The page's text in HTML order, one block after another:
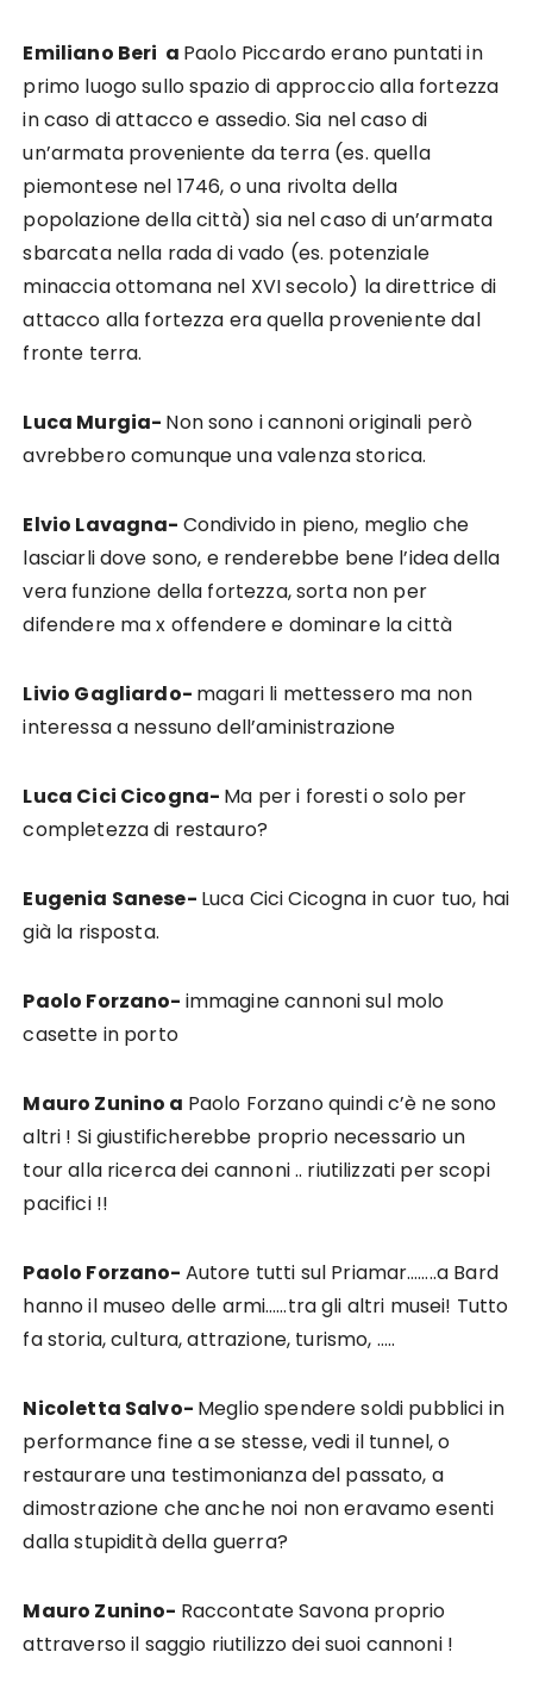
Emiliano Beri a Paolo Piccardo erano puntati in
primo luogo sullo spazio di approccio alla fortezza
in caso di attacco e assedio. Sia nel caso di
un’armata proveniente da terra (es. quella
piemontese nel 1746, o una rivolta della
popolazione della città) sia nel caso di un’armata
sbarcata nella rada di vado (es. potenziale
minaccia ottomana nel XVI secolo) la direttrice di
attacco alla fortezza era quella proveniente dal
fronte terra.
Luca Murgia- Non sono i cannoni originali però
avrebbero comunque una valenza storica.
Elvio Lavagna- Condivido in pieno, meglio che
lasciarli dove sono, e renderebbe bene l’idea della
vera funzione della fortezza, sorta non per
difendere ma x offendere e dominare la città
Livio Gagliardo- magari li mettessero ma non
interessa a nessuno dell’aministrazione
Luca Cici Cicogna- Ma per i foresti o solo per
completezza di restauro?
Eugenia Sanese- Luca Cici Cicogna in cuor tuo, hai
già la risposta.
Paolo Forzano- immagine cannoni sul molo
casette in porto
Mauro Zunino a Paolo Forzano quindi c’è ne sono
altri ! Si giustificherebbe proprio necessario un
tour alla ricerca dei cannoni .. riutilizzati per scopi
pacifici !!
Paolo Forzano- Autore tutti sul Priamar……..a Bard
hanno il museo delle armi……tra gli altri musei! Tutto
fa storia, cultura, attrazione, turismo, …..
Nicoletta Salvo- Meglio spendere soldi pubblici in
performance fine a se stesse, vedi il tunnel, o
restaurare una testimonianza del passato, a
dimostrazione che anche noi non eravamo esenti
dalla stupidità della guerra?
Mauro Zunino- Raccontate Savona proprio
attraverso il saggio riutilizzo dei suoi cannoni !